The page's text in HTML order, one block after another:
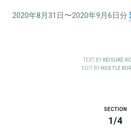
2020年8月31日〜2020年9月6日分
TEXT BYKEISUKE
EDIT BYHUSTLE
SECTION
1/4